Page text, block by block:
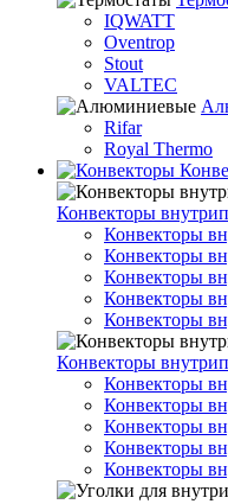
IQWATT
Oventrop
Stout
VALTEC
Rifar
Royal Thermo
Конвекторы
Конвекторы
Конвекторы
Конвекторы
Конвекторы
Конвекторы
Конвекторы
Конвекторы
Конвекторы
Конвекторы
Конвекторы
Конвекторы